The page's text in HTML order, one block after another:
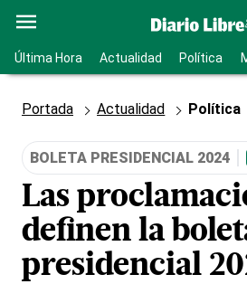
Última Hora Actualidad Política
Portada Actualidad Política
BOLETA PRESIDENCIAL 2024
Las
definen la
presidencial